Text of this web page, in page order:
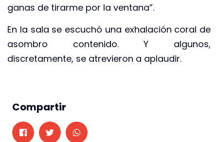
ganas de tirarme por la ventana”.
En la sala se escuchó una exhalación coral de
asombro contenido. Y algunos,
discretamente, se atrevieron a aplaudir.
Compartir